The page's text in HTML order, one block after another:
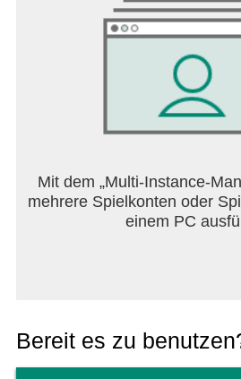
Mit dem „Multi-Instance-
mehrere Spielkonten oder
einem PC
Bereit es zu